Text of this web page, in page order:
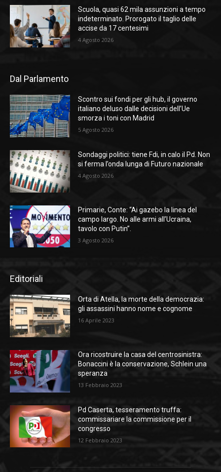
Scuola, quasi 62 mila assunzioni a tempo
indeterminato. Prorogato il taglio delle
accise da 17 centesimi
4 Agosto 2026
Dal Parlamento
Scontro sui fondi per gli hub, il governo
italiano deluso dalle decisioni dell’Ue
smorza i toni con Madrid
5 Agosto 2026
Sondaggi politici: tiene Fdi, in calo il Pd. Non
si ferma l’onda lunga di Futuro nazionale
4 Agosto 2026
Primarie, Conte: “Ai gazebo la linea del
campo largo. No alle armi all’Ucraina,
tavolo con Putin”.
3 Agosto 2026
Editoriali
Orta di Atella, la morte della democrazia:
gli assassini hanno nome e cognome
16 Aprile 2023
Ora ricostruire la casa del centrosinistra:
Bonaccini è la conservazione, Schlein una
speranza
13 Febbraio 2023
Pd Caserta, tesseramento truffa:
commissariare la commissione per il
congresso
12 Febbraio 2023